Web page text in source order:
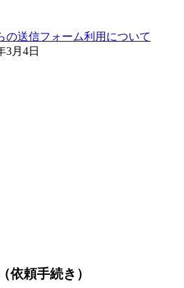
の送信フォーム利用について
3月4日
依頼手続き）